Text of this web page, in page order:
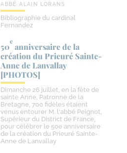
ABBÉ ALAIN LORANS
Bibliographie du cardinal
Fernandez
50
e
anniversaire de la
création du Prieuré Sainte-​
Anne de Lanvallay
[PHOTOS]
Dimanche 26 juillet, en la fête de
sainte Anne, Patronne de la
Bretagne, 700 fidèles étaient
venus entourer M. l'abbé Peignot,
Supérieur du District de France,
pour célébrer le 50e anniversaire
de la création du Prieuré Sainte-
Anne de Lanvallay